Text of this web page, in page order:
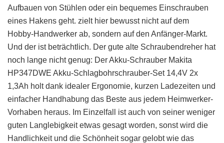
Aufbauen von Stühlen oder ein bequemes Einschrauben
eines Hakens geht. zielt hier bewusst nicht auf dem
Hobby-Handwerker ab, sondern auf den Anfänger-Markt.
Und der ist beträchtlich. Der gute alte Schraubendreher hat
noch lange nicht genug: Der Akku-Schrauber Makita
HP347DWE Akku-Schlagbohrschrauber-Set 14,4V 2x
1,3Ah holt dank idealer Ergonomie, kurzen Ladezeiten und
einfacher Handhabung das Beste aus jedem Heimwerker-
Vorhaben heraus. Im Einzelfall ist auch von seiner weniger
guten Langlebigkeit etwas gesagt worden, sonst wird die
Handlichkeit und die Schönheit sogar gelobt wie das